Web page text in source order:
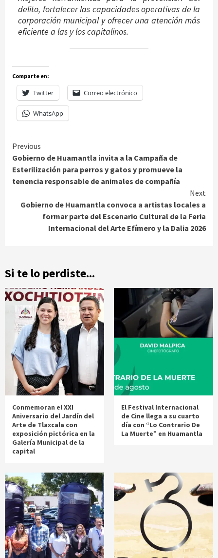
delito, fortalecer las capacidades operativas de la
corporación municipal y ofrecer una atención más
eficiente a las y los capitalinos.
Comparte en:
Twitter Correo electrónico
WhatsApp
Continue
Reading
Previous
Gobierno de Huamantla invita a la Campaña de
Esterilización para perros y gatos y promueve la
tenencia responsable de animales de compañía
Next
Gobierno de Huamantla convoca a artistas locales a
formar parte del Escenario Cultural de la Feria
Internacional del Arte Efímero y la Dalia 2026
Si te lo perdiste...
Conmemoran el XXI
Aniversario del Jardín del
Arte de Tlaxcala con
exposición pictórica en la
Galería Municipal de la
capital
El Festival Internacional
de Cine llega a su cuarto
día con “Lo Contrario De
La Muerte” en Huamantla